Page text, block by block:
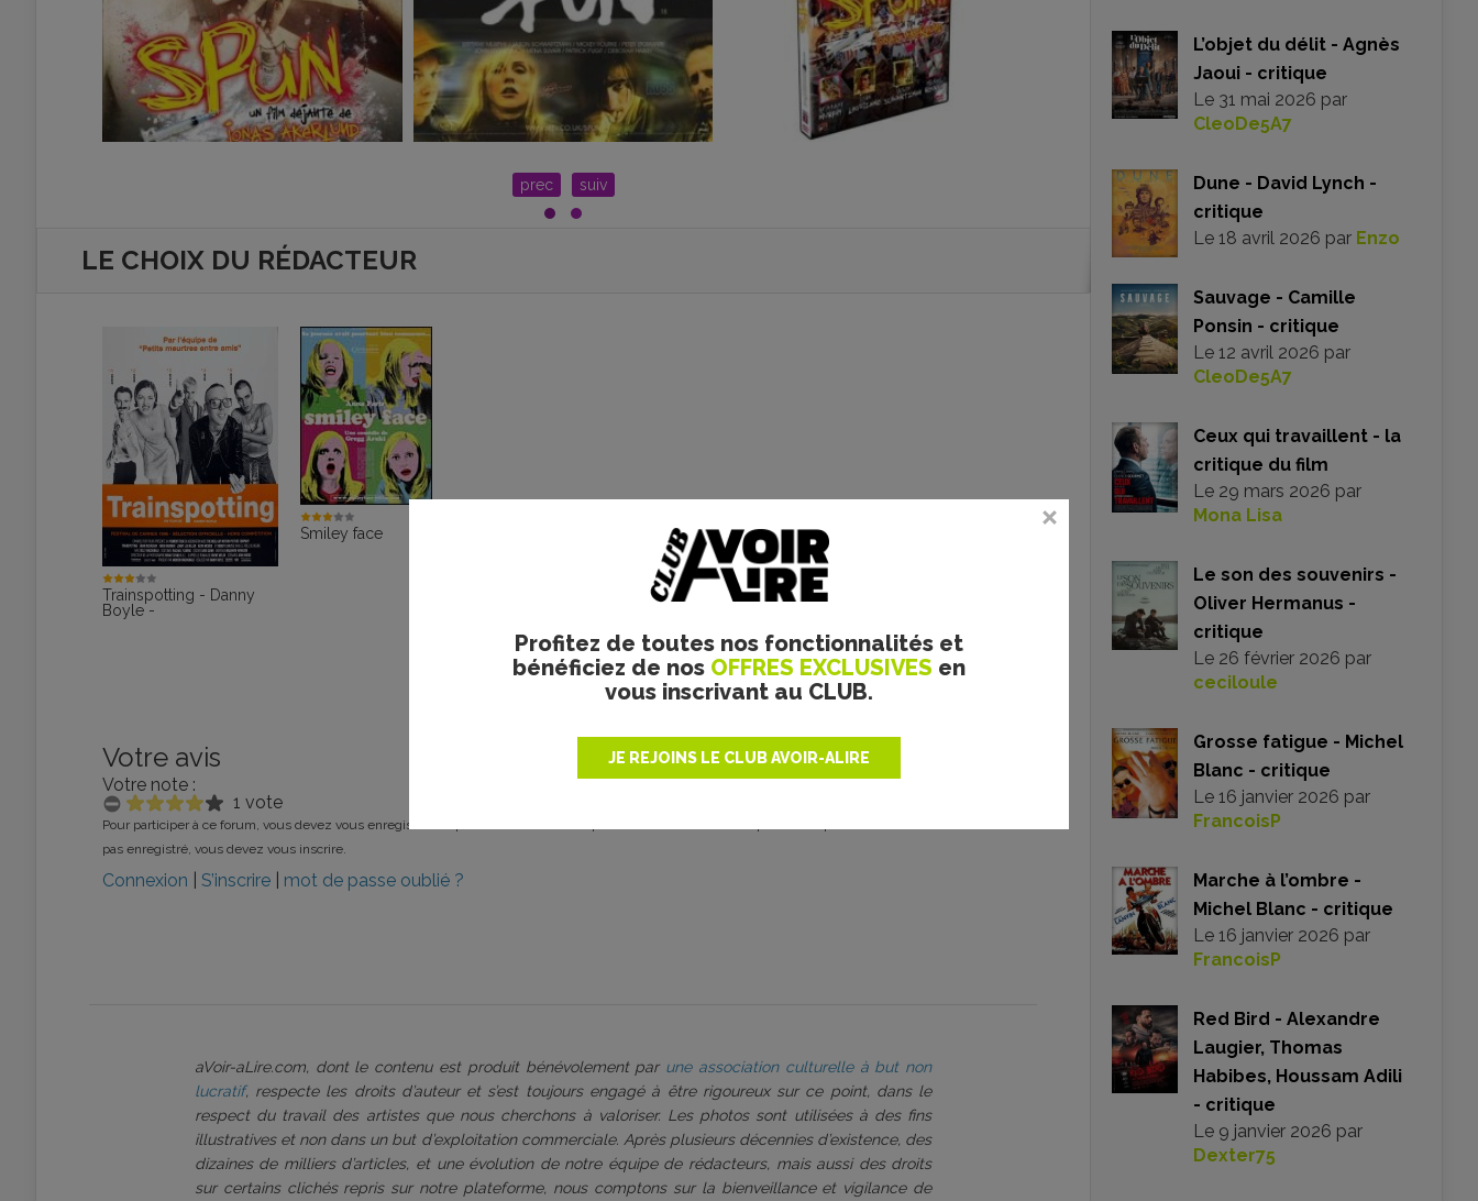
Profitez de toutes nos fonctionnalités et
bénéficiez de nos OFFRES EXCLUSIVES en
vous inscrivant au CLUB.
JE REJOINS LE CLUB AVOIR-ALIRE
prec suiv
LE CHOIX DU RÉDACTEUR
Trainspotting - Danny
Boyle -
Smiley face
Votre avis
Votre note :
1 vote
Pour participer à ce forum, vous devez vous enregistrer au préalable. Merci d’indiquer ci-dessous l’identifiant personnel qui vous a été fourni. Si vous n’êtes
pas enregistré, vous devez vous inscrire.
Connexion S’inscrire mot de passe oublié ?
aVoir-aLire.com, dont le contenu est produit bénévolement par une association culturelle à but non
lucratif, respecte les droits d’auteur et s’est toujours engagé à être rigoureux sur ce point, dans le
respect du travail des artistes que nous cherchons à valoriser. Les photos sont utilisées à des fins
illustratives et non dans un but d’exploitation commerciale. Après plusieurs décennies d’existence, des
dizaines de milliers d’articles, et une évolution de notre équipe de rédacteurs, mais aussi des droits
sur certains clichés repris sur notre plateforme, nous comptons sur la bienveillance et vigilance de
L’objet du délit - Agnès
Jaoui - critique
Le 31 mai 2026 par
CleoDe5A7
Dune - David Lynch -
critique
Le 18 avril 2026 par Enzo
Sauvage - Camille
Ponsin - critique
Le 12 avril 2026 par
CleoDe5A7
Ceux qui travaillent - la
critique du film
Le 29 mars 2026 par
Mona Lisa
Le son des souvenirs -
Oliver Hermanus -
critique
Le 26 février 2026 par
ceciloule
Grosse fatigue - Michel
Blanc - critique
Le 16 janvier 2026 par
FrancoisP
Marche à l’ombre -
Michel Blanc - critique
Le 16 janvier 2026 par
FrancoisP
Red Bird - Alexandre
Laugier, Thomas
Habibes, Houssam Adili
- critique
Le 9 janvier 2026 par
Dexter75